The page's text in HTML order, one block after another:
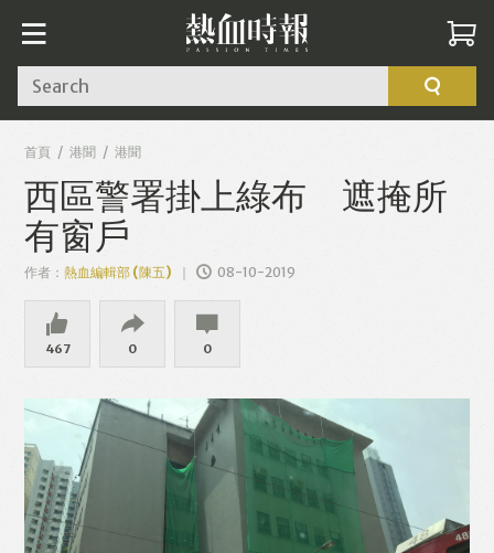
Search
首頁 港聞 港聞
西區警署掛上綠布 遮掩所
有窗戶
作者：熱血編輯部 (陳五) 08-10-2019
467 0 0